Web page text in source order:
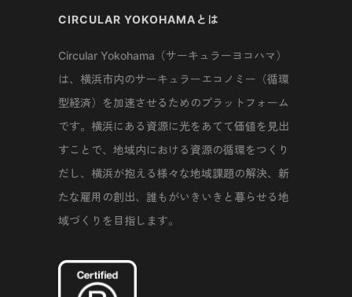
CIRCULAR YOKOHAMAとは
Circular Yokohama（サーキュラーヨコハマ）
は、横浜市内のサーキュラーエコノミー（循環
型経済）を加速させるためのプラットフォーム
です。横浜にある資源に光をあてて価値を見出
すことで、地域内における資源の循環をつくり
だし、横浜が抱える様々な地域課題の解決、新
たな雇用の創出、誰もがいきいきと暮らせる地
域づくりを目指します。